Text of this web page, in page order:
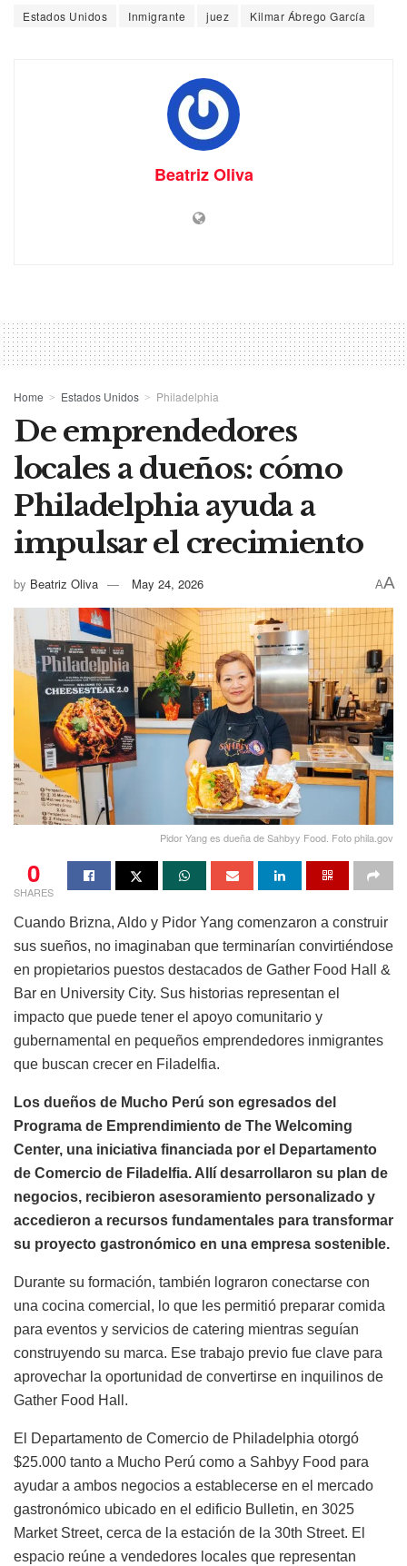
Estados Unidos Inmigrante juez Kilmar Ábrego García
Beatriz Oliva
Home Estados Unidos Philadelphia
De emprendedores
locales a dueños: cómo
Philadelphia ayuda a
impulsar el crecimiento
by Beatriz Oliva May 24, 2026 AA
Pidor Yang es dueña de Sahbyy Food. Foto phila.gov
0
SHARES
Cuando Brizna, Aldo y Pidor Yang comenzaron a construir
sus sueños, no imaginaban que terminarían convirtiéndose
en propietarios puestos destacados de Gather Food Hall &
Bar en University City. Sus historias representan el
impacto que puede tener el apoyo comunitario y
gubernamental en pequeños emprendedores inmigrantes
que buscan crecer en Filadelfia.
Los dueños de Mucho Perú son egresados ​​del
Programa de Emprendimiento de The Welcoming
Center, una iniciativa financiada por el Departamento
de Comercio de Filadelfia. Allí desarrollaron su plan de
negocios, recibieron asesoramiento personalizado y
accedieron a recursos fundamentales para transformar
su proyecto gastronómico en una empresa sostenible.
Durante su formación, también lograron conectarse con
una cocina comercial, lo que les permitió preparar comida
para eventos y servicios de catering mientras seguían
construyendo su marca. Ese trabajo previo fue clave para
aprovechar la oportunidad de convertirse en inquilinos de
Gather Food Hall.
El Departamento de Comercio de Philadelphia otorgó
$25.000 tanto a Mucho Perú como a Sahbyy Food para
ayudar a ambos negocios a establecerse en el mercado
gastronómico ubicado en el edificio Bulletin, en 3025
Market Street, cerca de la estación de la 30th Street. El
espacio reúne a vendedores locales que representan